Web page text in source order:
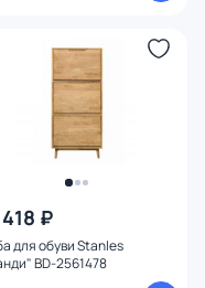
₽
для обуви Stanles
BD-2561478